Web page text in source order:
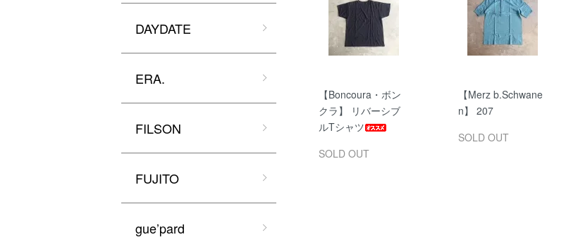
【Boncoura・ボン
クラ】 リバーシブ
ルTシャツ
SOLD OUT
【Merz b.Schwane
n】 207
SOLD OUT
DAYDATE
ERA.
FILSON
FUJITO
gue’pard